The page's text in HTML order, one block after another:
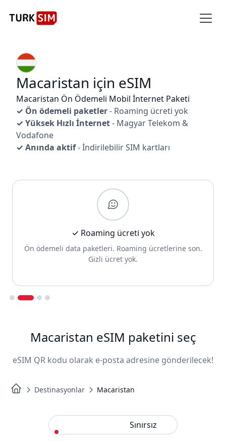
Macaristan için eSIM
Macaristan Ön Ödemeli Mobil İnternet Paketi
✓ Ön ödemeli paketler- Roaming ücreti yok
✓ Yüksek Hızlı İnternet- Magyar Telekom &
Vodafone
✓ Anında aktif- İndirilebilir SIM kartları
✓ Roaming ücreti yok
Ön ödemeli data paketleri. Roaming ücretlerine son.
Gizli ücret yok.
Macaristan eSIM paketini seç
eSIM QR kodu olarak e-posta adresine gönderilecek!
Destinasyonlar Macaristan
Sınırsız